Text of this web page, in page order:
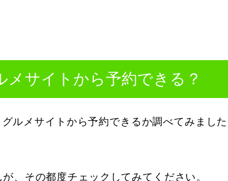
メサイトから予約できる？
ルメサイトから予約できるか調べてみました
、その都度チェックしてみてください。